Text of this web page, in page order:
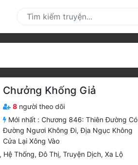
Khống Giả
8 người theo dõi
Mới nhất :Chương 846: Thiên Đường Có
Đường Ngươi Không Đi, Địa Ngục Không
Cửa Lại Xông Vào
Hệ Thống,Đô Thị, Truyện Dịch, Xa Lộ